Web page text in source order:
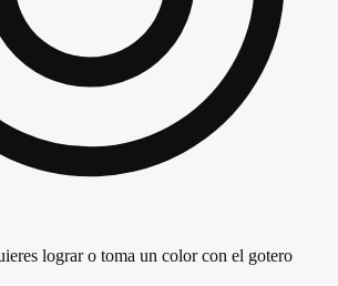
lograr o toma un color con el gotero